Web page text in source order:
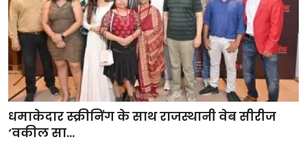
धमाकेदार स्क्रीनिंग के साथ राजस्थानी वेब सीरीज
‘वकील सा...